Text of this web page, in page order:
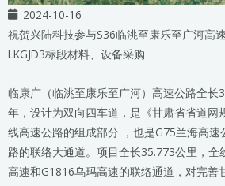
2024-10-16
祝贺兴陆科技参与S36临洮至康乐至广河高
LKGJD3标段材料、设备采购
临康广（临洮至康乐至广河）高速公路全长
年，设计为双向四车道，是《甘肃省省道网
线高速公路的组成部分 ，也是G75兰海高
路的联络大通道。项目全长35.773公里，全
高速和G1816乌玛高速的联络通道，对完善